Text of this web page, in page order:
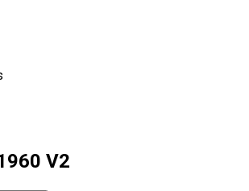
V2